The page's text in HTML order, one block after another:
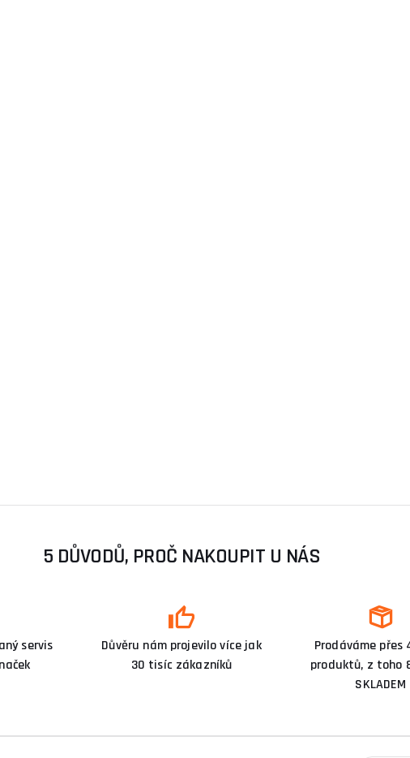
5 DŮVODŮ, PROČ NAKOUPIT U NÁS
servis
Důvěru nám projevilo více jak
30 tisíc zákazníků
Prodáváme přes
produktů, z toho
SKLADEM